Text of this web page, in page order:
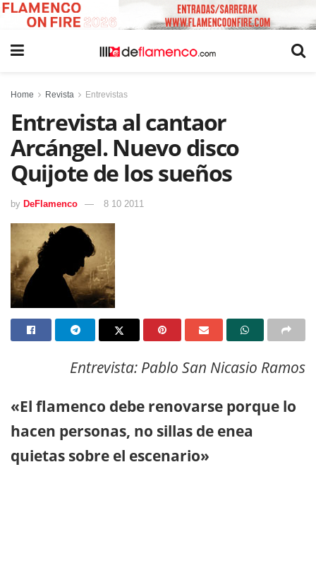
Home Revista Entrevistas
Entrevista al cantaor
Arcángel. Nuevo disco
Quijote de los sueños
by DeFlamenco 8 10 2011
Entrevista: Pablo San Nicasio Ramos
«El flamenco debe renovarse porque lo
hacen personas, no sillas de enea
quietas sobre el escenario»